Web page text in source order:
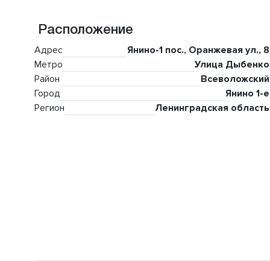
Расположение
Адрес
Янино-1 пос., Оранжевая ул., 8
Метро
Улица Дыбенко
Район
Всеволожский
Город
Янино 1-е
Регион
Ленинградская область